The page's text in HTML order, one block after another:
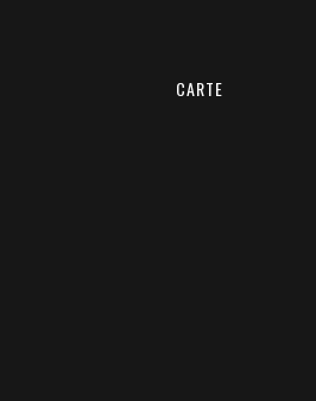
CARTE